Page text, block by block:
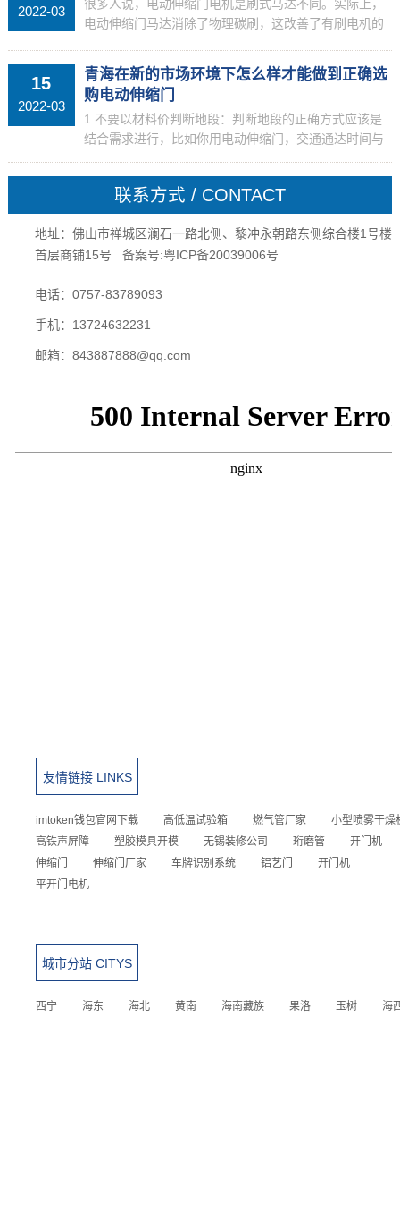
2022-03
很多人说，电动伸缩门电机是刷式马达不同。实际上，
电动伸缩门马达消除了物理碳刷，这改善了有刷电机的
速操作过程中的问题。可是，因为没有物理碳刷，该转
向模块，...
15
2022-03
青海在新的市场环境下怎么样才能做到正确选
购电动伸缩门
1.不要以材料价判断地段：判断地段的正确方式应该是
结合需求进行，比如你用电动伸缩门，交通通达时间与
生活所及就可了。2.不要以城市功能区判断配套成熟与
联系方式 / CONTACT
地址：佛山市禅城区澜石一路北侧、黎冲永朝路东侧综合楼1号楼
首层商铺15号 备案号:粤ICP备20039006号
电话：0757-83789093
手机：13724632231
邮箱：843887888@qq.com
友情链接 LINKS
imtoken钱包官网下载 高低温试验箱 燃气管厂家
小型喷雾干燥
高铁声屏障
塑胶模具开模 无锡装修公司 珩磨管
开门机
伸缩门
伸缩门厂家 车牌识别系统 铝艺门
开门机
平开门电机
城市分站 CITYS
西宁 海东 海北 黄南 海南藏族 果洛 玉树 海